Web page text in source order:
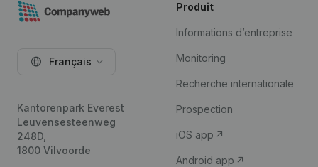
Français
Kantorenpark Everest
Leuvensesteenweg
248D,
1800 Vilvoorde
Produit
Informations d’entreprise
Monitoring
Recherche internationale
Prospection
iOS app
Android app